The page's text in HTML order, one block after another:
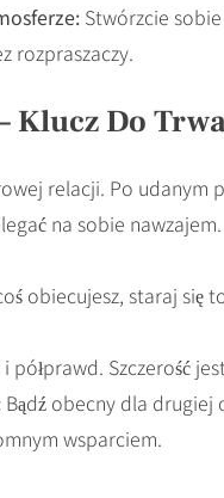
Stwórzcie
rozpraszaczy.
Klucz Do
relacji. Po
na sobie
obiecujesz, staraj się
i półprawd. Szczerość
Bądź obecny dla drugiej
wsparciem.